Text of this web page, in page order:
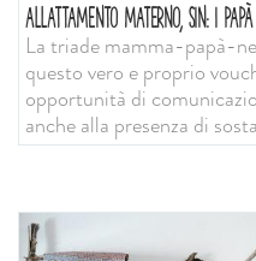
ALLATTAMENTO MATERNO, SIN: I
La triade mamma-papà-
questo vero e proprio
opportunità di
anche alla presenza di